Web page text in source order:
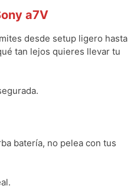
a7V
desde setup ligero hasta
tan lejos quieres llevar tu
batería, no pelea con tus